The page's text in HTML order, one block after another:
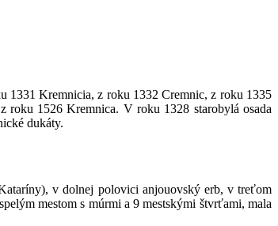
1331 Kremnicia, z roku 1332 Cremnic, z roku 1335
roku 1526 Kremnica. V roku 1328 starobylá osada
dukáty.
v dolnej polovici anjouovský erb, v treťom
mestom s múrmi a 9 mestskými štvrťami, mala